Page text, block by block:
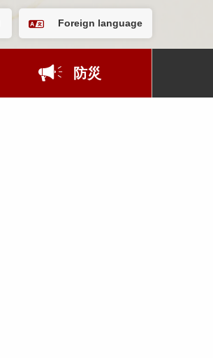
Foreign language
防災